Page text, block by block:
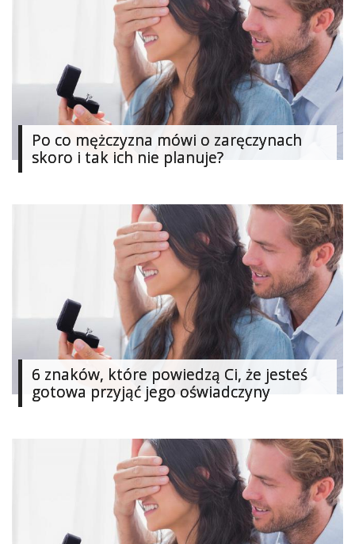
Po co mężczyzna mówi o zaręczynach
skoro i tak ich nie planuje?
6 znaków, które powiedzą Ci, że jesteś
gotowa przyjąć jego oświadczyny